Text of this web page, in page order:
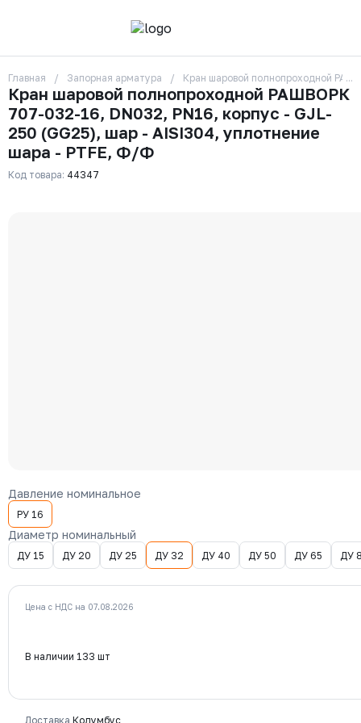
О компании
Контакты
Бренды
Отзывы
Сотрудники
Вакансии
Доставка
Главная Запорная арматура Кран шаровой полнопроходной
Кран шаровой полнопроходной РАШВОРК
707-032-16, DN032, PN16, корпус - GJL-
250 (GG25), шар - AISI304, уплотнение
шара - PTFE, Ф/Ф
Код товара: 44347
Давление номинальное
РУ 16
Диаметр номинальный
ДУ 15 ДУ 20 ДУ 25 ДУ 32 ДУ 40 ДУ 50 ДУ 65 ДУ
Цена с НДС на 07.08.2026
В наличии 133 шт
Доставка Колумбус